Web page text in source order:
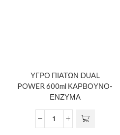
ΥΓΡΟ ΠΙΑΤΩΝ DUAL
POWER 600ml ΚΑΡΒΟΥΝΟ-
ΕΝΖΥΜΑ